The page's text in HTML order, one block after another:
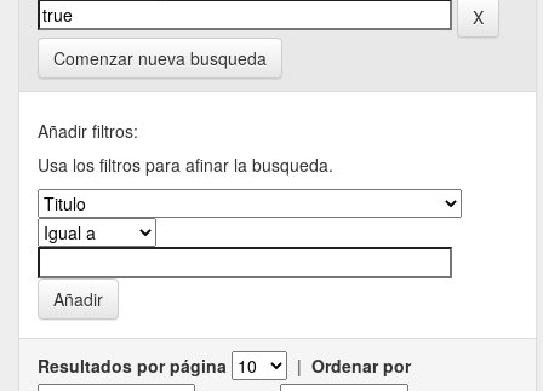
Comenzar nueva busqueda
Añadir filtros:
Usa los filtros para afinar la busqueda.
Resultados por página | Ordenar por